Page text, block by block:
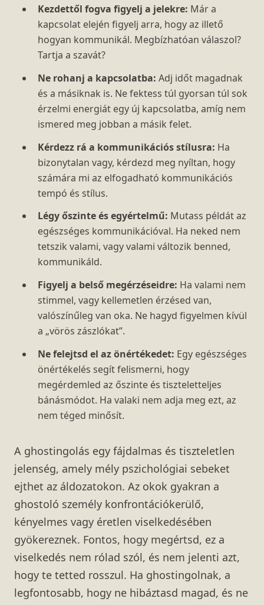
Kezdettől fogva figyelj a jelekre: Már a
kapcsolat elején figyelj arra, hogy az illető
hogyan kommunikál. Megbízhatóan válaszol?
Tartja a szavát?
Ne rohanj a kapcsolatba: Adj időt magadnak
és a másiknak is. Ne fektess túl gyorsan túl sok
érzelmi energiát egy új kapcsolatba, amíg nem
ismered meg jobban a másik felet.
Kérdezz rá a kommunikációs stílusra: Ha
bizonytalan vagy, kérdezd meg nyíltan, hogy
számára mi az elfogadható kommunikációs
tempó és stílus.
Légy őszinte és egyértelmű: Mutass példát az
egészséges kommunikációval. Ha neked nem
tetszik valami, vagy valami változik benned,
kommunikáld.
Figyelj a belső megérzéseidre: Ha valami nem
stimmel, vagy kellemetlen érzésed van,
valószínűleg van oka. Ne hagyd figyelmen kívül
a „vörös zászlókat”.
Ne felejtsd el az önértékedet: Egy egészséges
önértékelés segít felismerni, hogy
megérdemled az őszinte és tiszteletteljes
bánásmódot. Ha valaki nem adja meg ezt, az
nem téged minősít.
A ghostingolás egy fájdalmas és tiszteletlen
jelenség, amely mély pszichológiai sebeket
ejthet az áldozatokon. Az okok gyakran a
ghostoló személy konfrontációkerülő,
kényelmes vagy éretlen viselkedésében
gyökereznek. Fontos, hogy megértsd, ez a
viselkedés nem rólad szól, és nem jelenti azt,
hogy te tetted rosszul. Ha ghostingolnak, a
legfontosabb, hogy ne hibáztasd magad, és ne